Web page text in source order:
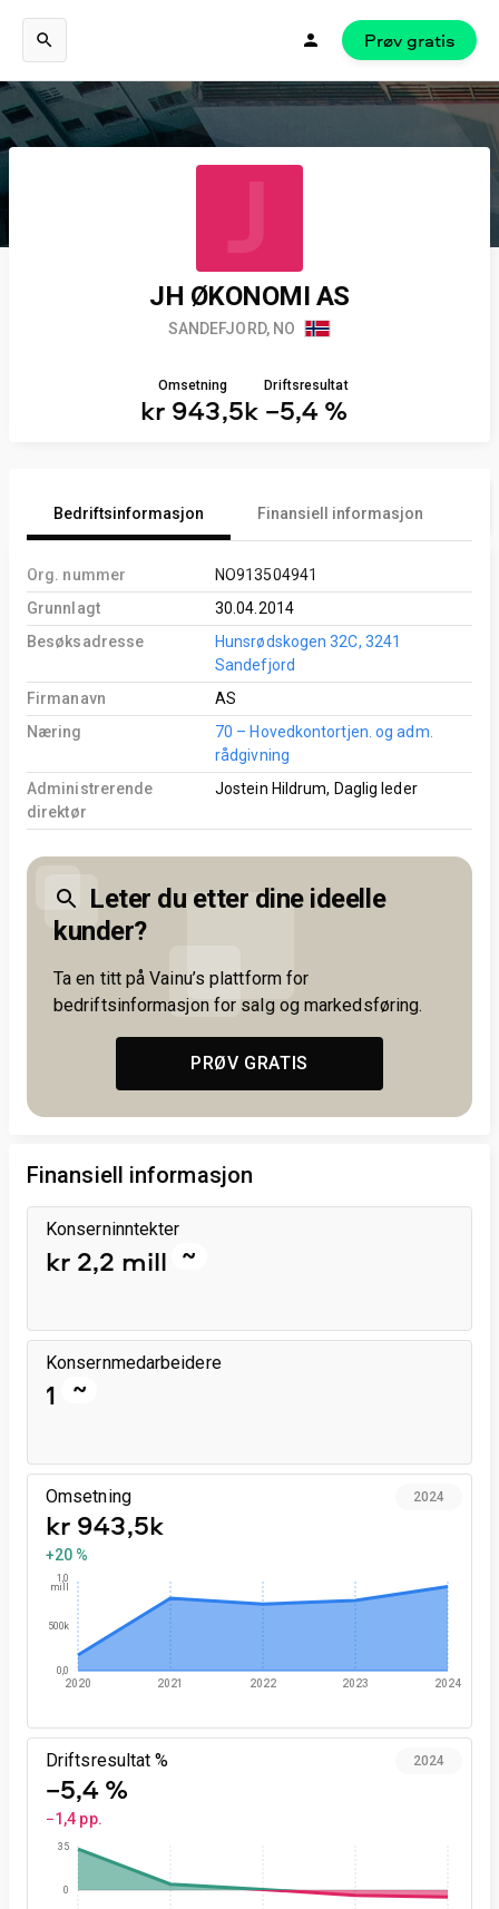
Prøv gratis
J
JH ØKONOMI AS
SANDEFJORD, NO
Omsetning
kr 943,5k
Driftsresultat
−5,4 %
Bedriftsinformasjon Finansiell informasjon
Org. nummer
NO913504941
Grunnlagt
30.04.2014
Besøksadresse
Hunsrødskogen 32C, 3241
Sandefjord
Firmanavn
AS
Næring
70 – Hovedkontortjen. og adm.
rådgivning
Administrerende
direktør
Jostein Hildrum, Daglig leder
Leter du etter dine ideelle
kunder?
Ta en titt på Vainu’s plattform for
bedriftsinformasjon for salg og markedsføring.
PRØV GRATIS
Finansiell informasjon
Konserninntekter
kr 2,2 mill ~
Konsernmedarbeidere
1 ~
Omsetning
kr 943,5k
+20 %
2024
2020 2021 2022 2023 2024
0,0
500k
1,0
mill
Driftsresultat %
−5,4 %
−1,4 pp.
2024
0
35